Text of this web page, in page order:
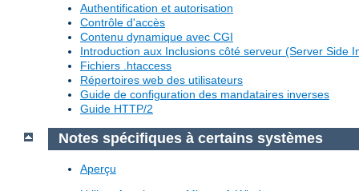
Authentification et autorisation
Contrôle d'accès
Contenu dynamique avec CGI
Introduction aux Inclusions côté serveur (Server Side
Fichiers .htaccess
Répertoires web des utilisateurs
Guide de configuration des mandataires inverses
Guide HTTP/2
Notes spécifiques à certains systèmes
Aperçu